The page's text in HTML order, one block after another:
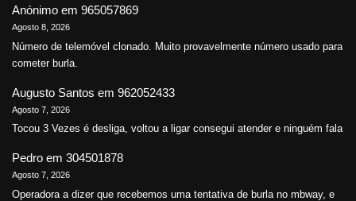
Anónimo em 965057869
Agosto 8, 2026
Número de telemóvel clonado. Muito provavelmente número usado para
cometer burla.
Augusto Santos em 962052433
Agosto 7, 2026
Tocou 3 Vezes é desliga, voltou a ligar consegui atender e ninguém fala
Pedro em 304501878
Agosto 7, 2026
Operadora a dizer que recebemos uma tentativa de burla no mbway, e